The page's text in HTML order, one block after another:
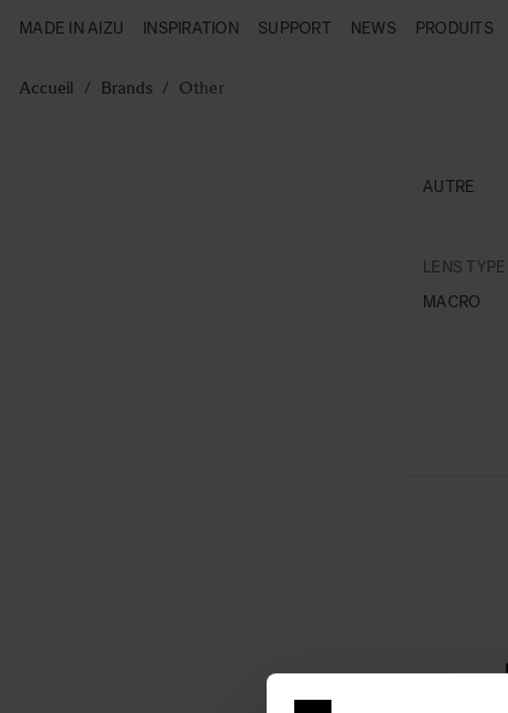
Made in Aizu
Support
MADE IN AIZU INSPIRATION SUPPORT NEWS PRODUITS
Accueil / Brands / Other
AUTRE
LENS TYPE
MACRO